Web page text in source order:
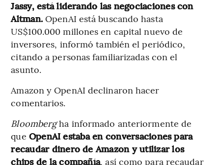
Jassy, está liderando las negociaciones con
Altman. OpenAI está buscando hasta
US$100.000 millones en capital nuevo de
inversores, informó también el periódico,
citando a personas familiarizadas con el
asunto.
Amazon y OpenAI declinaron hacer
comentarios.
Bloombergha informado anteriormente de
que OpenAI estaba en conversaciones para
recaudar dinero de Amazon y utilizar los
chips de la compañía, así como para recaudar